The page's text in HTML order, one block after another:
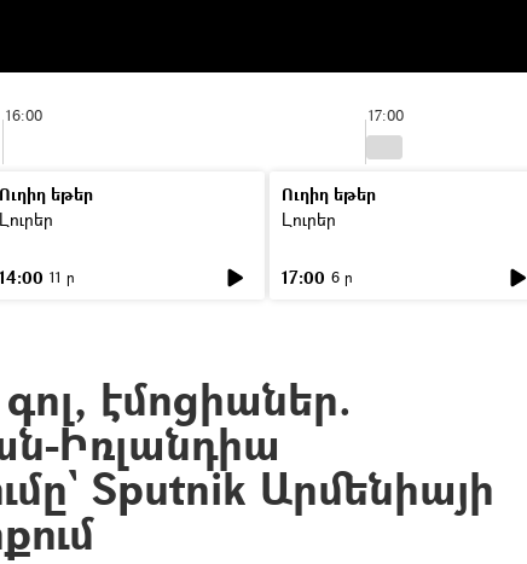
16:00 17:00
Ուղիղ եթեր
Լուրեր
14:00 11 ր
Ուղիղ եթեր
Լուրեր
17:00 6 ր
էմոցիաներ.
Իռլանդիա
Sputnik Արմենիայի